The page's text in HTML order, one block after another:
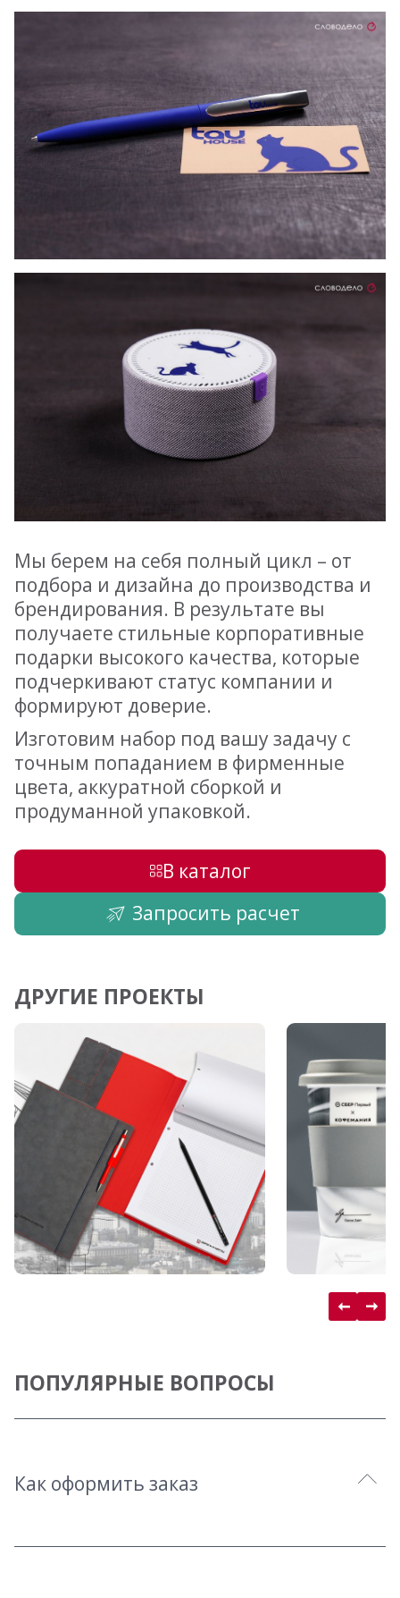
Мы берем на себя полный цикл – от
подбора и дизайна до производства и
брендирования. В результате вы
получаете стильные корпоративные
подарки высокого качества, которые
подчеркивают статус компании и
формируют доверие.
Изготовим набор под вашу задачу с
точным попаданием в фирменные
цвета, аккуратной сборкой и
продуманной упаковкой.
В каталог
Запросить расчет
ДРУГИЕ ПРОЕКТЫ
ПОПУЛЯРНЫЕ ВОПРОСЫ
Как оформить заказ